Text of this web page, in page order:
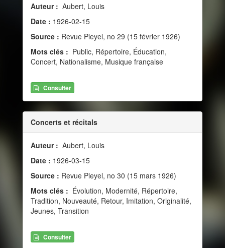
Auteur : Aubert, Louis
Date : 1926-02-15
Source : Revue Pleyel, no 29 (15 février 1926)
Mots clés : Public, Répertoire, Éducation,
Concert, Nationalisme, Musique française
Consulter
Concerts et récitals
Auteur : Aubert, Louis
Date : 1926-03-15
Source : Revue Pleyel, no 30 (15 mars 1926)
Mots clés : Évolution, Modernité, Répertoire,
Tradition, Nouveauté, Retour, Imitation, Originalité,
Jeunes, Transition
Consulter